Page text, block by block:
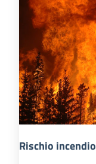
Rischio incendio